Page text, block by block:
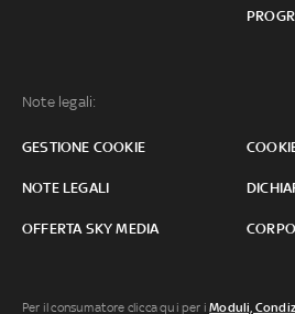
Note legali:
GESTIONE COOKIE
NOTE LEGALI
OFFERTA SKY MEDIA
Per il consumatore clicca qui per iModuli,